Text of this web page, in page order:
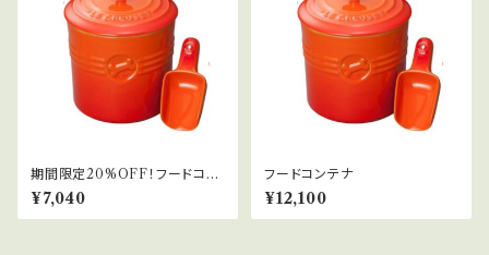
期間限定20%OFF！フードコン
テナ
¥7,040
フードコンテナ
¥12,100